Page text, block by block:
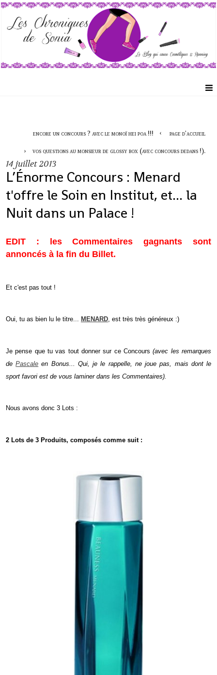
encore un concours ? avec le monoï hei poa !!! page d'accueil
vos questions au monsieur de glossy box (avec concours dedans !).
14 juillet 2013
L’Énorme Concours : Menard
t'offre le Soin en Institut, et... la
Nuit dans un Palace !
EDIT : les Commentaires gagnants sont
annoncés à la fin du Billet.
Et c'est pas tout !
Oui, tu as bien lu le titre... MENARD, est très très généreux :)
Je pense que tu vas tout donner sur ce Concours(avec les remarques
dePascale en Bonus... Qui, je le rappelle, ne joue pas, mais dont le
sport favori est de vous laminer dans les Commentaires).
Nous avons donc 3 Lots :
2 Lots de 3 Produits, composés comme suit :